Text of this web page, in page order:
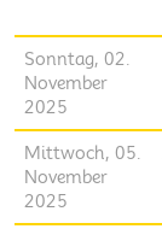
Sonntag, 02.
November
2025
Mittwoch, 05.
November
2025